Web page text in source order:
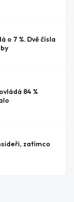
o 7 %. Dvě čísla
84 %
zatímco